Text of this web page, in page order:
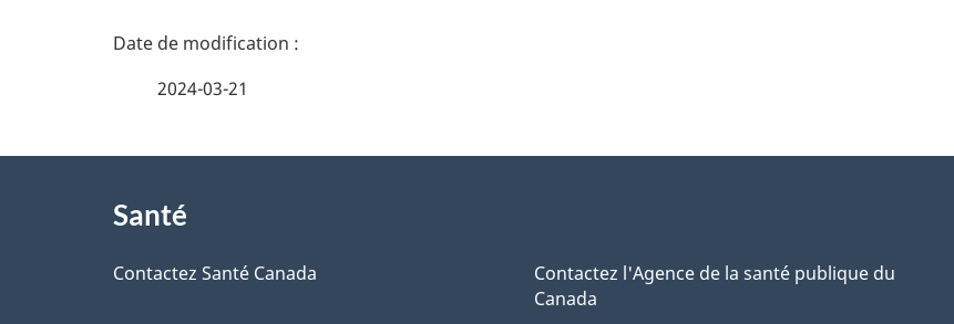
D
a
l
2024-03-21
proposSanté
Contactez Santé Canada
Contactez l'Agence de la santé publique du
Canada